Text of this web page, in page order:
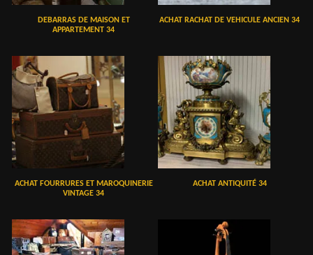
DEBARRAS DE MAISON ET
APPARTEMENT 34
ACHAT RACHAT DE VEHICULE ANCIEN 34
ACHAT FOURRURES ET MAROQUINERIE
VINTAGE 34
ACHAT ANTIQUITÉ 34